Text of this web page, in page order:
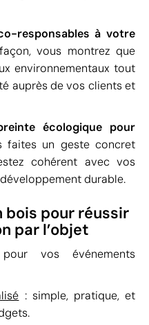
responsables à votre
vous montrez que
environnementaux tout
auprès de vos clients et
écologique pour
faites un geste concret
cohérent avec vos
durable.
pour réussir
par l’objet
vos événements
: simple, pratique, et